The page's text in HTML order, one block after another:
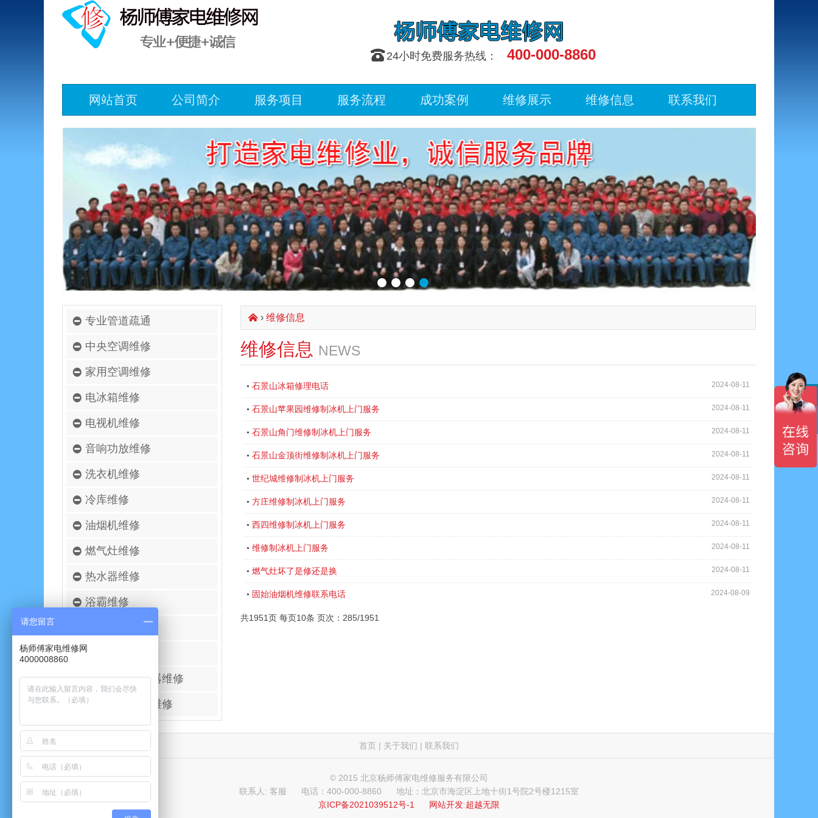
󰇯 24小时免费服务热线： 400-000-8860
网站首页 公司简介 服务项目 服务流程 成功案例 维修展示 维修信息 联系我们
专业管道疏通
中央空调维修
家用空调维修
电冰箱维修
电视机维修
音响功放维修
洗衣机维修
冷库维修
油烟机维修
燃气灶维修
热水器维修
浴霸维修
壁挂炉维修
进口空气净化器维修
太阳能热水器维修
󰄫› 维修信息
维修信息 NEWS
• 石景山冰箱修理电话 2024-08-11
• 石景山苹果园维修制冰机上门服务 2024-08-11
• 石景山角门维修制冰机上门服务 2024-08-11
• 石景山金顶街维修制冰机上门服务 2024-08-11
• 世纪城维修制冰机上门服务 2024-08-11
• 方庄维修制冰机上门服务 2024-08-11
• 西四维修制冰机上门服务 2024-08-11
• 维修制冰机上门服务 2024-08-11
• 燃气灶坏了是修还是换 2024-08-11
• 固始油烟机维修联系电话 2024-08-09
共1951页 每页10条 页次：285/1951
首页 | 关于我们 | 联系我们
© 2015 北京杨师傅家电维修服务有限公司
联系人: 客服
电话：400-000-8860
地址：北京市海淀区上地十街1号院2号楼1215室
京ICP备2021039512号-1
网站开发:超越无限
请您留言
杨师傅家电维修网
4000008860